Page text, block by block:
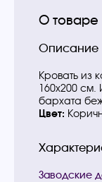
О товаре
Описание
Кровать из
160х200 см.
бархата
Цвет:
Заводские